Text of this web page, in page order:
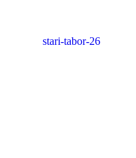
stari-tabor-26